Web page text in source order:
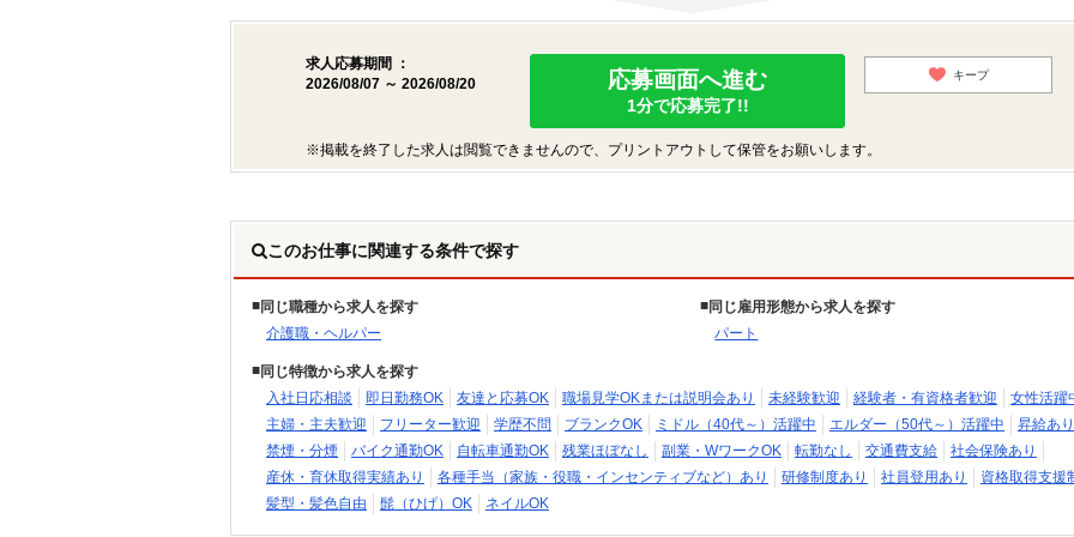
求人応募期間 ：
2026/08/07 ～ 2026/08/20
応募画面へ進む
1分で応募完了!!
キープ
※掲載を終了した求人は閲覧できませんので、プリントアウトして保管をお願いします。
このお仕事に関連する条件で探す
同じ職種から求人を探す
介護職・ヘルパー
同じ雇用形態から求人を探す
パート
同じ特徴から求人を探す
入社日応相談
即日勤務OK 友達と応募OK 職場見学OKまたは説明会あり 未経験歓迎 経験者・有資格者歓迎
女性活躍
主婦・主夫歓迎
フリーター歓迎 学歴不問 ブランクOK ミドル（40代～）活躍中 エルダー（50代～）活躍中
昇給あり
禁煙・分煙
バイク通勤OK 自転車通勤OK 残業ほぼなし 副業・WワークOK 転勤なし 交通費支給
社会保険あり
産休・育休取得実績あり
各種手当（家族・役職・インセンティブなど）あり 研修制度あり 社員登用あり
資格取得支援
髪型・髪色自由
髭（ひげ）OK ネイルOK